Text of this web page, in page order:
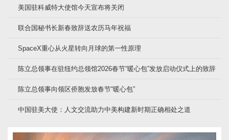
美国驻科威特大使馆今天宣布将关闭
联合国秘书长新春致辞送农历马年祝福
SpaceX重心从火星转向月球的第一性原理
陈立总领事在驻纽约总领馆2026春节“暖心包”发放启动仪式上的致辞
陈立总领事向领区侨胞发放春节“暖心包”
中国驻美大使：人文交流助力中美构建新时期正确相处之道